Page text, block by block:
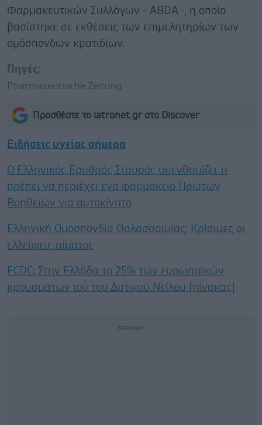
Φαρμακευτικών Συλλόγων - ABDA -, η οποία
βασίστηκε σε εκθέσεις των επιμελητηρίων των
ομόσπονδων κρατιδίων.
Πηγές:
Pharmazeutische Zeitung
Προσθέστε το iatronet.gr στο Discover
Ειδήσεις υγείας σήμερα
Ο Ελληνικός Ερυθρός Σταυρός υπενθυμίζει τι
πρέπει να περιέχει ένα φαρμακείο Πρώτων
Βοηθειών για αυτοκίνητο
Ελληνική Ομοσπονδία Θαλασσαιμίας: Κρίσιμες οι
ελλείψεις αίματος
ECDC: Στην Ελλάδα το 25% των ευρωπαϊκών
κρουσμάτων ιού του Δυτικού Νείλου [πίνακας]